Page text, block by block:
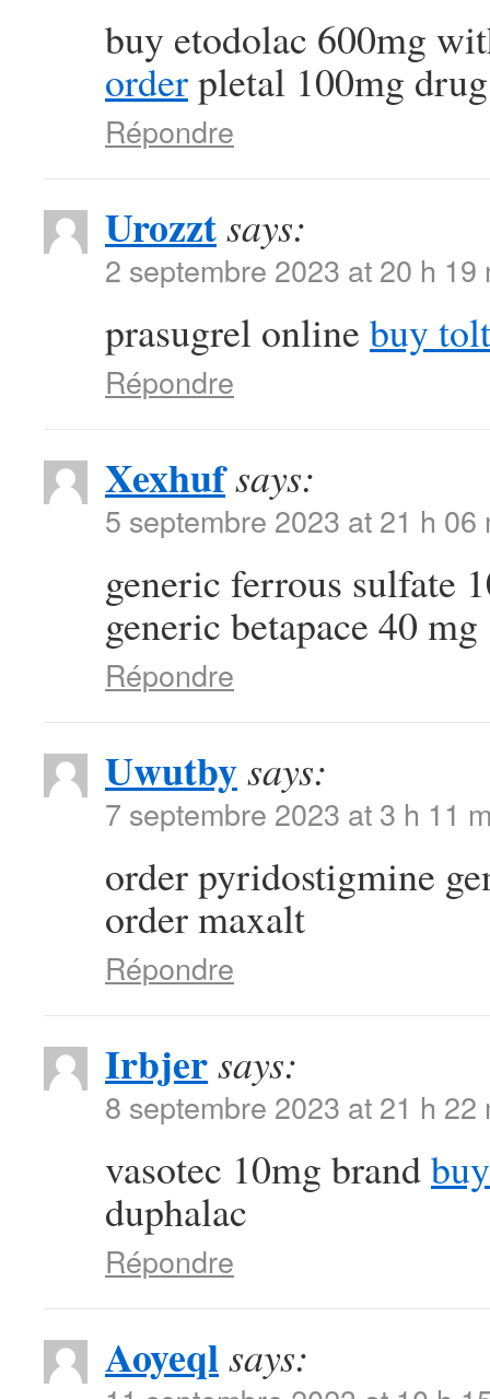
buy etodolac 600mg
orderpletal 100mg drug
Répondre
Urozztsays:
2 septembre 2023 at 20 h 19
prasugrel online buy
Répondre
Xexhufsays:
5 septembre 2023 at 21 h 06
generic ferrous sulfate
generic betapace 40 mg
Répondre
Uwutbysays:
7 septembre 2023 at 3 h 11
order pyridostigmine
order maxalt
Répondre
Irbjersays:
8 septembre 2023 at 21 h 22
vasotec 10mg brand
duphalac
Répondre
Aoyeqlsays: